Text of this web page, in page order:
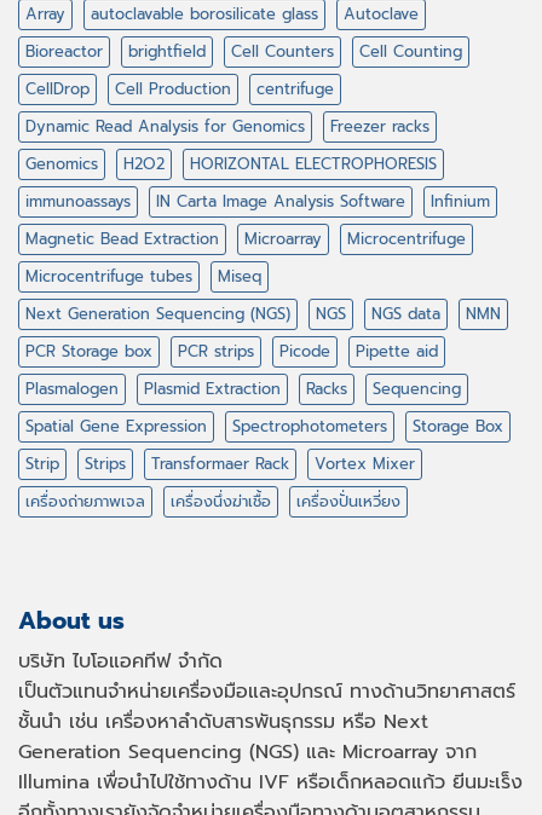
Array autoclavable borosilicate glass
Autoclave
Bioreactor
brightfield Cell Counters
Cell Counting
CellDrop
Cell Production
centrifuge
Dynamic Read Analysis for Genomics
Freezer racks
Genomics
H2O2
HORIZONTAL ELECTROPHORESIS
immunoassays
IN Carta Image Analysis Software
Infinium
Magnetic Bead Extraction
Microarray
Microcentrifuge
Microcentrifuge tubes
Miseq
Next Generation Sequencing (NGS)
NGS NGS data
NMN
PCR Storage box
PCR strips Picode
Pipette aid
Plasmalogen
Plasmid Extraction Racks
Sequencing
Spatial Gene Expression
Spectrophotometers
Storage Box
Strip
Strips Transformaer Rack
Vortex Mixer
เครื่องถ่ายภาพเจล
เครื่องนึ่งฆ่าเชื้อ เครื่องปั่นเหวี่ยง
About us
บริษัท ไบโอแอคทีฟ จำกัด
เป็นตัวแทนจำหน่ายเครื่องมือและอุปกรณ์ ทางด้านวิทยาศาสตร์
ชั้นนำ เช่น เครื่องหาลำดับสารพันธุกรรม หรือ Next
Generation Sequencing (NGS) และ Microarray จาก
Illumina เพื่อนำไปใช้ทางด้าน IVF หรือเด็กหลอดแก้ว ยีนมะเร็ง